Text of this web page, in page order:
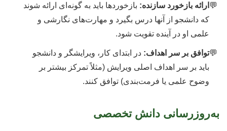
ارائه بازخورد سازنده: بازخوردها باید به گونه‌ای ارائه شوند
که دانشجو از آنها درس بگیرد و مهارت‌های نگارشی و
علمی او در آینده تقویت شود.
توافق بر سر اهداف: در ابتدای کار، ویرایشگر و دانشجو
باید بر سر اهداف اصلی ویرایش (مثلاً تمرکز بیشتر بر
وضوح علمی یا فرمت‌بندی) توافق کنند.
به‌روزرسانی دانش تخصصی